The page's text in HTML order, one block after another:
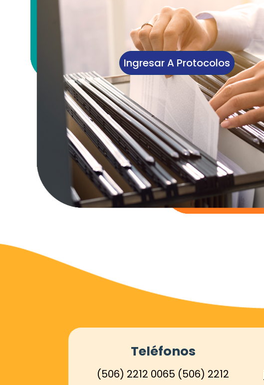
Ingresar A Protocolos
Teléfonos
(506) 2212 0065 (506) 2212